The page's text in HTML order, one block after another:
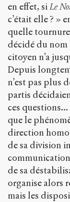
en effet, siLe
c’était elle ? »
quelle
décidé du nom
citoyen n’a
Depuis
n’est pas plus
partis
ces
que le
direction
de sa division
de sa
organise alors
mais les